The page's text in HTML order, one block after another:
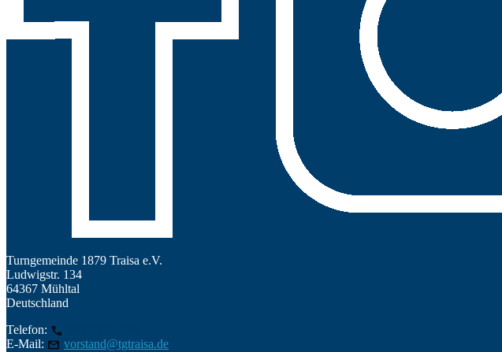
Turngemeinde 1879 Traisa e.V.
Ludwigstr. 134
64367 Mühltal
Deutschland
Telefon:
E-Mail:
vorstand@tgtraisa.de